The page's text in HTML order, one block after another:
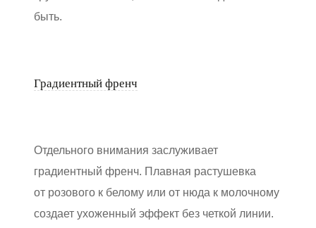
быть.
Градиентный френч
Отдельного внимания заслуживает
градиентный френч. Плавная растушевка
от розового к белому или от нюда к молочному
создает ухоженный эффект без четкой линии.